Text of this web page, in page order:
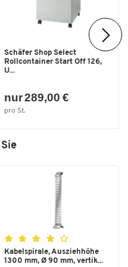
Schäfer Shop Select
Rollcontainer Start Off 126,
U...
nur 289,00 €
pro St.
Kabelspirale, Ausziehhöhe
1300 mm, Ø 90 mm, vertik...